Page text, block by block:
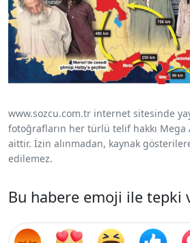
www.sozcu.com.tr internet sitesinde
fotoğrafların her türlü telif hakkı Mega
aittir. İzin alınmadan, kaynak
edilemez.
Bu habere emoji ile tepki